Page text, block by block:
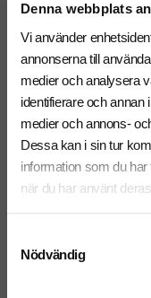
Denna webbplats
Vi använder
annonserna till
medier och analysera
identifierare och annan
medier och annons-
Dessa kan i sin tur
information som du
när du har använt
Nödvändig
Kompaktparaply Oho 20"